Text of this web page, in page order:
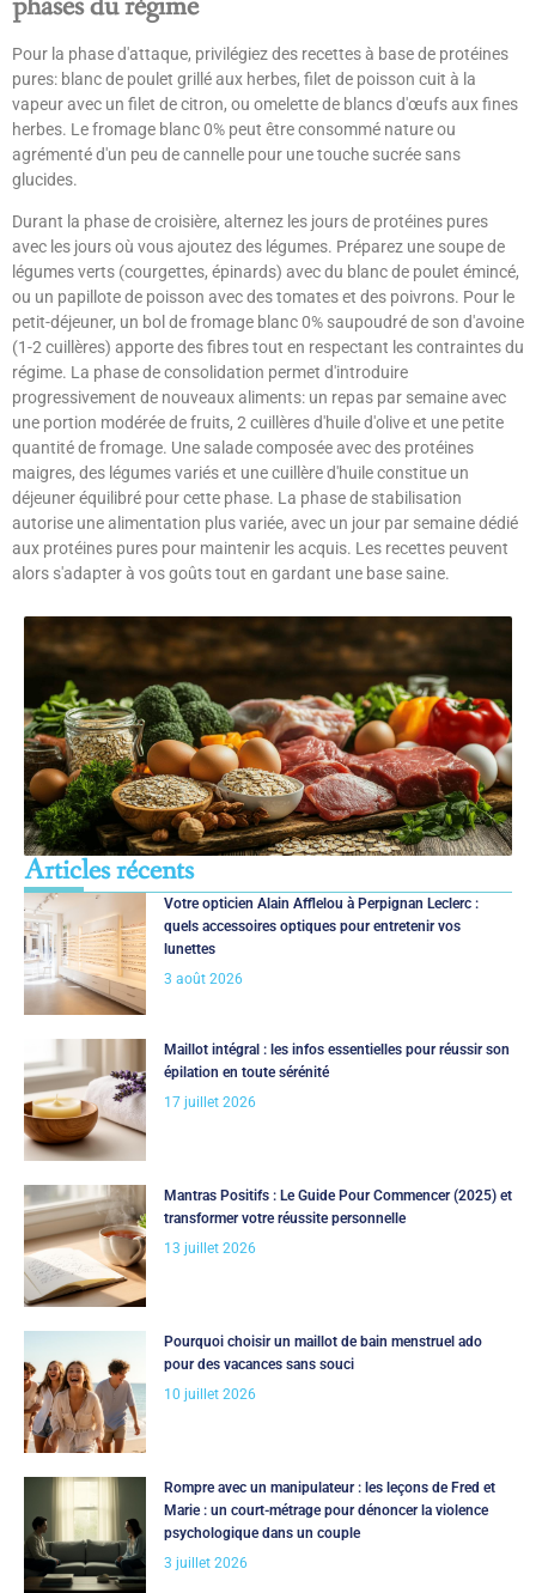
Pour la phase d'attaque, privilégiez des recettes à base de protéines
pures: blanc de poulet grillé aux herbes, filet de poisson cuit à la
vapeur avec un filet de citron, ou omelette de blancs d'œufs aux fines
herbes. Le fromage blanc 0% peut être consommé nature ou
agrémenté d'un peu de cannelle pour une touche sucrée sans
glucides.
Durant la phase de croisière, alternez les jours de protéines pures
avec les jours où vous ajoutez des légumes. Préparez une soupe de
légumes verts (courgettes, épinards) avec du blanc de poulet émincé,
ou un papillote de poisson avec des tomates et des poivrons. Pour le
petit-déjeuner, un bol de fromage blanc 0% saupoudré de son d'avoine
(1-2 cuillères) apporte des fibres tout en respectant les contraintes du
régime. La phase de consolidation permet d'introduire
progressivement de nouveaux aliments: un repas par semaine avec
une portion modérée de fruits, 2 cuillères d'huile d'olive et une petite
quantité de fromage. Une salade composée avec des protéines
maigres, des légumes variés et une cuillère d'huile constitue un
déjeuner équilibré pour cette phase. La phase de stabilisation
autorise une alimentation plus variée, avec un jour par semaine dédié
aux protéines pures pour maintenir les acquis. Les recettes peuvent
alors s'adapter à vos goûts tout en gardant une base saine.
Articles récents
Votre opticien Alain Afflelou à Perpignan Leclerc :
quels accessoires optiques pour entretenir vos
lunettes
3 août 2026
Maillot intégral : les infos essentielles pour réussir son
épilation en toute sérénité
17 juillet 2026
Mantras Positifs : Le Guide Pour Commencer (2025) et
transformer votre réussite personnelle
13 juillet 2026
Pourquoi choisir un maillot de bain menstruel ado
pour des vacances sans souci
10 juillet 2026
Rompre avec un manipulateur : les leçons de Fred et
Marie : un court-métrage pour dénoncer la violence
psychologique dans un couple
3 juillet 2026